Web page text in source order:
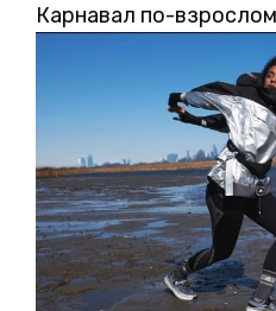
Карнавал по-